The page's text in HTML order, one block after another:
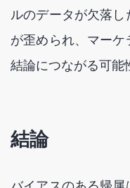
ルのデータが欠落
が歪められ、マー
結論につながる可能
結論